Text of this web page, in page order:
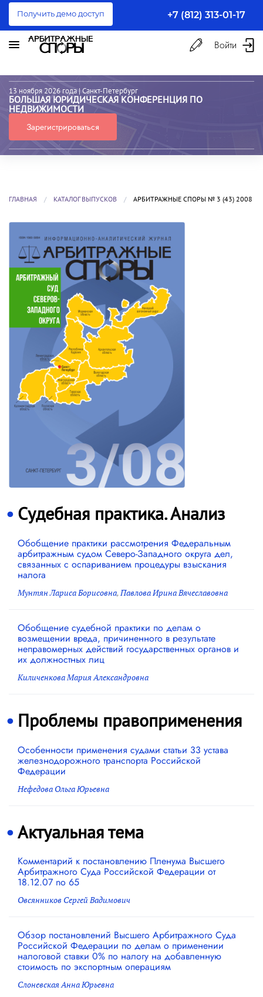
Получить демо доступ +7 (812) 313-01-17
Войти
13 ноября 2026 года | Санкт-Петербург
БОЛЬШАЯ ЮРИДИЧЕСКАЯ КОНФЕРЕНЦИЯ ПО
НЕДВИЖИМОСТИ
Зарегистрироваться
ГЛАВНАЯ КАТАЛОГ ВЫПУСКОВ АРБИТРАЖНЫЕ СПОРЫ № 3 (43) 2008
Судебная практика. Анализ
Обобщение практики рассмотрения Федеральным
арбитражным судом Северо-Западного округа дел,
связанных с оспариванием процедуры взыскания
налога
Мунтян Лариса Борисовна,Павлова Ирина Вячеславовна
Обобщение судебной практики по делам о
возмещении вреда, причиненного в результате
неправомерных действий государственных органов и
их должностных лиц
Киличенкова Мария Александровна
Проблемы правоприменения
Особенности применения судами статьи 33 устава
железнодорожного транспорта Российской
Федерации
Нефедова Ольга Юрьевна
Актуальная тема
Комментарий к постановлению Пленума Высшего
Арбитражного Суда Российской Федерации от
18.12.07 no 65
Овсянников Сергей Вадимович
Обзор постановлений Высшего Арбитражного Суда
Российской Федерации по делам о применении
налоговой ставки 0% по налогу на добавленную
стоимость по экспортным операциям
Слоневская Анна Юрьевна